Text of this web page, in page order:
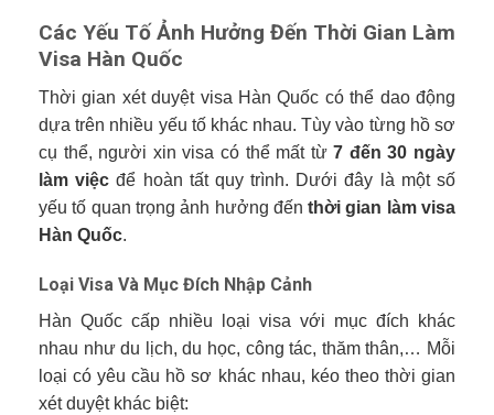
Các Yếu Tố Ảnh Hưởng Đến Thời Gian Làm
Visa Hàn Quốc
Thời gian xét duyệt visa Hàn Quốc có thể dao động
dựa trên nhiều yếu tố khác nhau. Tùy vào từng hồ sơ
cụ thể, người xin visa có thể mất từ7 đến 30 ngày
làm việc để hoàn tất quy trình. Dưới đây là một số
yếu tố quan trọng ảnh hưởng đếnthời gian làm visa
Hàn Quốc.
Loại Visa Và Mục Đích Nhập Cảnh
Hàn Quốc cấp nhiều loại visa với mục đích khác
nhau như du lịch, du học, công tác, thăm thân,… Mỗi
loại có yêu cầu hồ sơ khác nhau, kéo theo thời gian
xét duyệt khác biệt: